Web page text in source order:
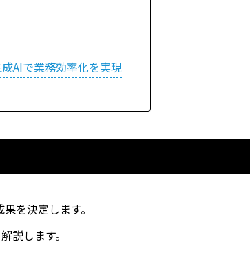
AIで業務効率化を実現
を決定します。
説します。